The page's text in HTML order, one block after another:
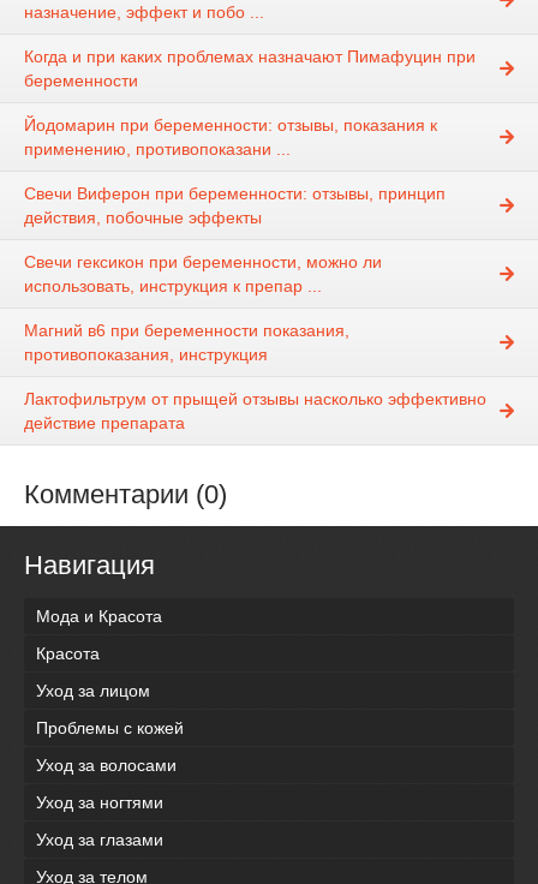
назначение, эффект и побо ...
Когда и при каких проблемах назначают Пимафуцин при
беременности
Йодомарин при беременности: отзывы, показания к
применению, противопоказани ...
Свечи Виферон при беременности: отзывы, принцип
действия, побочные эффекты
Свечи гексикон при беременности, можно ли
использовать, инструкция к препар ...
Магний в6 при беременности показания,
противопоказания, инструкция
Лактофильтрум от прыщей отзывы насколько эффективно
действие препарата
Комментарии (0)
Навигация
Мода и Красота
Красота
Уход за лицом
Проблемы с кожей
Уход за волосами
Уход за ногтями
Уход за глазами
Уход за телом